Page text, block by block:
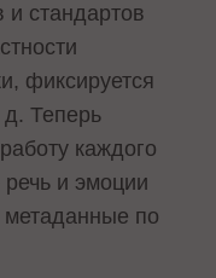
и стандартов
фиксируется
Теперь
каждого
и эмоции
метаданные по